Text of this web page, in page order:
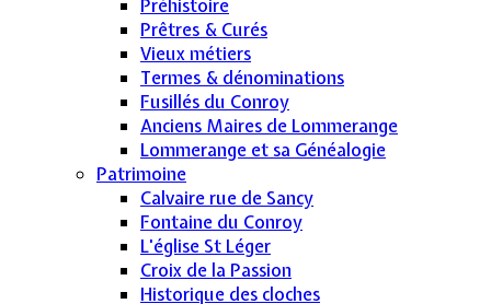
Préhistoire
Prêtres & Curés
Vieux métiers
Termes & dénominations
Fusillés du Conroy
Anciens Maires de Lommerange
Lommerange et sa Généalogie
Patrimoine
Calvaire rue de Sancy
Fontaine du Conroy
L'église St Léger
Croix de la Passion
Historique des cloches